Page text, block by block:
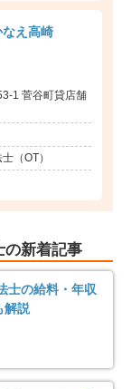
え高崎
1 菅谷町貸店舗
（OT）
の新着記事
士の給料・年収
解説